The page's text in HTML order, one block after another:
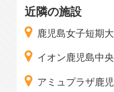
近隣の施設
鹿児島女子短期
イオン鹿児島中
アミュプラザ鹿